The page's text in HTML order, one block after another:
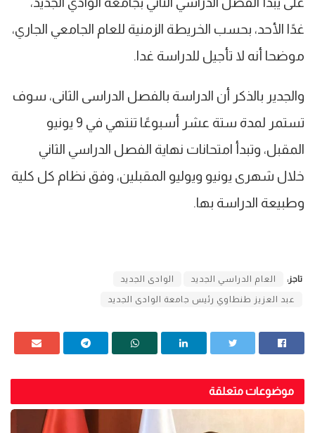
غدًا الأحد، بحسب الخريطة الزمنية للعام الجامعي الجاري،
موضحا أنه لا تأجيل للدراسة غدا.
والجدير بالذكر أن الدراسة بالفصل الدراسى الثانى، سوف
تستمر لمدة ستة عشر أسبوعًا تنتهي في 9 يونيو
المقبل، وتبدأ امتحانات نهاية الفصل الدراسي الثاني
خلال شهرى يونيو ويوليو المقبلين، وفق نظام كل كلية
وطبيعة الدراسة بها.
تاجز: العام الدراسي الجديد الوادى الجديد
عبد العزيز طنطاوي رئيس جامعة الوادى الجديد
موضوعات متعلقة